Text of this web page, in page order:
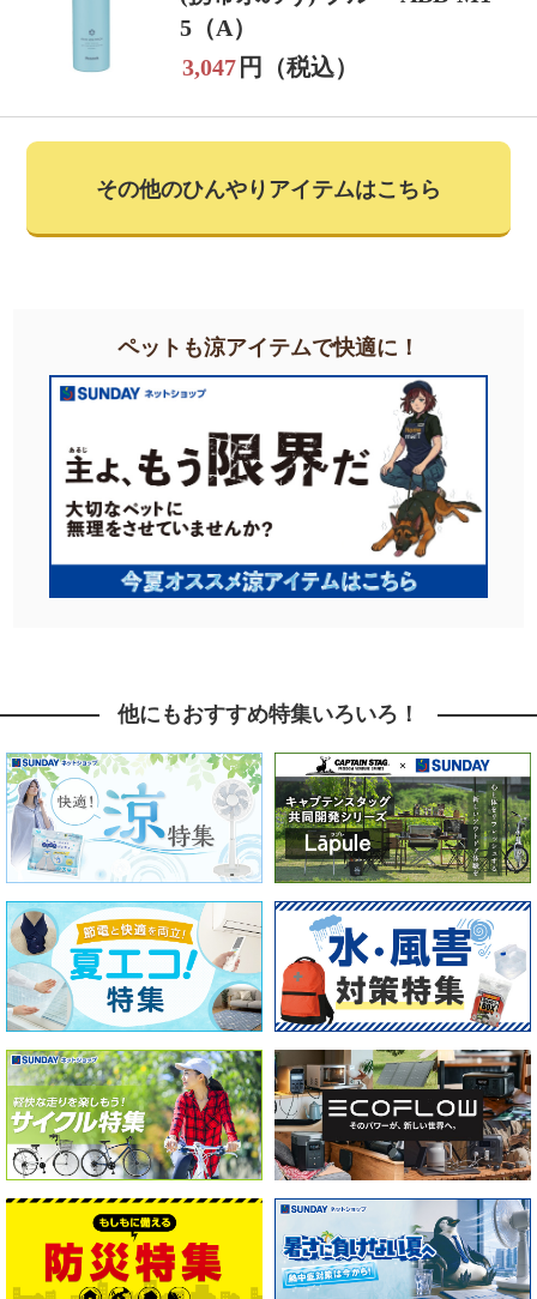
5（A）
3,047 円（税込）
その他のひんやりアイテムはこちら
ペットも涼アイテムで快適に！
他にもおすすめ特集いろいろ！